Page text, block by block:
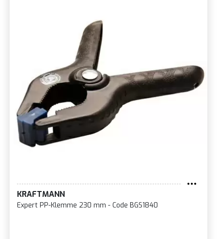
KRAFTMANN
Expert PP-Klemme 230 mm - Code BGS1840